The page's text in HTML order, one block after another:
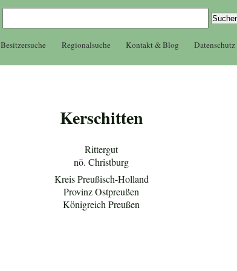
Besitzersuche Regionalsuche Kontakt & Blog Datenschutz
Kerschitten
Rittergut
nö. Christburg
Kreis Preußisch-Holland
Provinz Ostpreußen
Königreich Preußen